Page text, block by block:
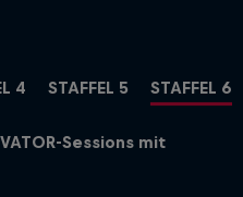
4 STAFFEL 5 STAFFEL 6
Sessions mit